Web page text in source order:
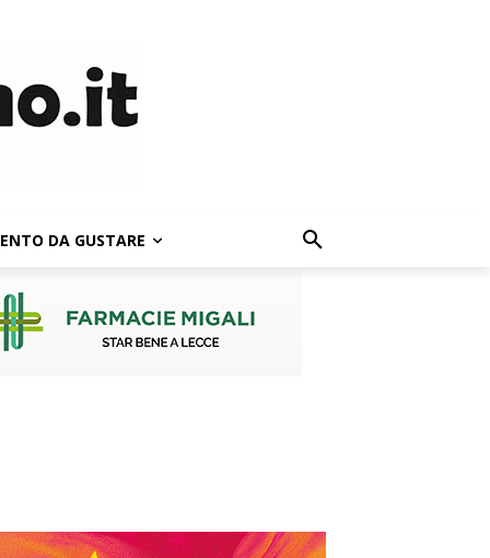
DA GUSTARE